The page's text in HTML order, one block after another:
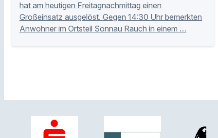
hat am heutigen Freitagnachmittag einen
Großeinsatz ausgelöst. Gegen 14:30 Uhr bemerkten
Anwohner im Ortsteil Sonnau Rauch in einem …